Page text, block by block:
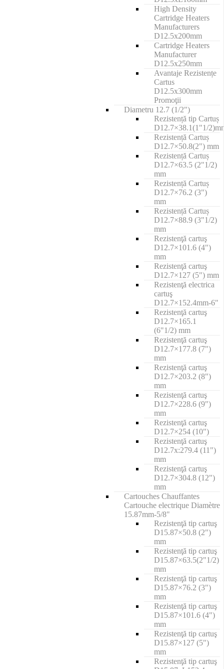
High Density
Cartridge Heaters
Manufacturers
D12.5x200mm
Cartridge Heaters
Manufacturer
D12.5x250mm
Avantaje Rezistențe
Cartus
D12.5x300mm
Promoţii
Diametru 12.7 (1/2")
Rezistență tip Cartuș
D12.7×38.1(1"1/
Rezistență Cartuș
D12.7×50.8(2") mm
Rezistență Cartuș
D12.7×63.5 (2"1/2)
mm
Rezistență Cartuș
D12.7×76.2 (3")
mm
Rezistență Cartuș
D12.7×88.9 (3"1/2)
mm
Rezistenţă cartuş
D12.7×101.6 (4")
mm
Rezistenţă cartuş
D12.7×127 (5") mm
Rezistenţă electrica
cartuş
D12.7×152.4mm-6"
Rezistenţă cartuş
D12.7×165.1
(6"1/2) mm
Rezistenţă cartuş
D12.7×177.8 (7")
mm
Rezistenţă cartuş
D12.7×203.2 (8")
mm
Rezistenţă cartuş
D12.7×228.6 (9")
mm
Rezistenţă cartuş
D12.7×254 (10")
Rezistenţă cartuş
D12.7x:279.4 (11")
mm
Rezistenţă cartuş
D12.7×304.8 (12")
mm
Cartouches Chauffantes
Cartouche electrique Diamètre
15.87mm-5/8"
Rezistenţă tip cartuş
D15.87×50.8 (2")
mm
Rezistenţă tip cartuş
D15.87×63.5(2"1/2)
mm
Rezistenţă tip cartuş
D15.87×76.2 (3")
mm
Rezistenţă tip cartuş
D15.87×101.6 (4")
mm
Rezistenţă tip cartuş
D15.87×127 (5")
mm
Rezistenţă tip cartuş